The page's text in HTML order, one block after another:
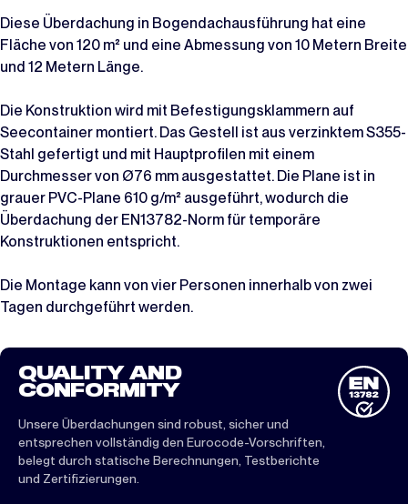
Diese Überdachung in Bogendachausführung hat eine
Fläche von 120 m² und eine Abmessung von 10 Metern Breite
und 12 Metern Länge.
Die Konstruktion wird mit Befestigungsklammern auf
Seecontainer montiert. Das Gestell ist aus verzinktem S355-
Stahl gefertigt und mit Hauptprofilen mit einem
Durchmesser von Ø76 mm ausgestattet. Die Plane ist in
grauer PVC-Plane 610 g/m² ausgeführt, wodurch die
Überdachung der EN13782-Norm für temporäre
Konstruktionen entspricht.
Die Montage kann von vier Personen innerhalb von zwei
Tagen durchgeführt werden.
QUALITY AND
CONFORMITY
Unsere Überdachungen sind robust, sicher und
entsprechen vollständig den Eurocode-Vorschriften,
belegt durch statische Berechnungen, Testberichte
und Zertifizierungen.